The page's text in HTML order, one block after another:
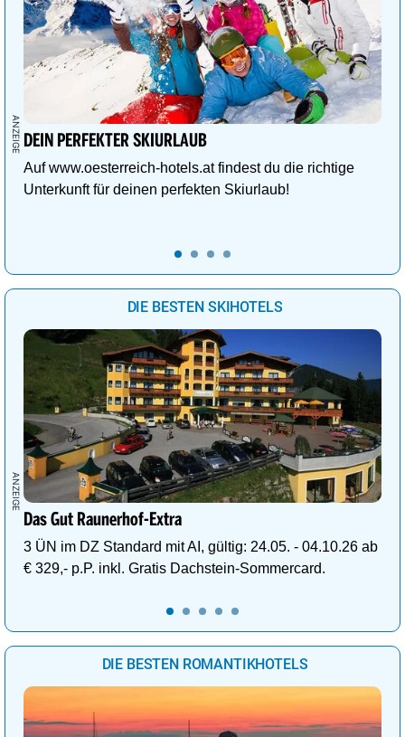
DEIN PERFEKTER SKIURLAUB
Auf www.oesterreich-hotels.at findest du die richtige
Unterkunft für deinen perfekten Skiurlaub!
DIE BESTEN SKIHOTELS
Das Gut Raunerhof-Extra
3 ÜN im DZ Standard mit AI, gültig: 24.05. - 04.10.26 ab
€ 329,- p.P. inkl. Gratis Dachstein-Sommercard.
DIE BESTEN ROMANTIKHOTELS